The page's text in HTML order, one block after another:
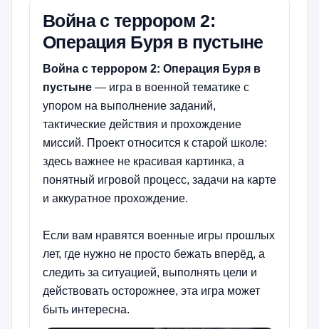
Война с террором 2:
Операция Буря в пустыне
Война с террором 2: Операция Буря в
пустыне — игра в военной тематике с
упором на выполнение заданий,
тактические действия и прохождение
миссий. Проект относится к старой школе:
здесь важнее не красивая картинка, а
понятный игровой процесс, задачи на карте
и аккуратное прохождение.
Если вам нравятся военные игры прошлых
лет, где нужно не просто бежать вперёд, а
следить за ситуацией, выполнять цели и
действовать осторожнее, эта игра может
быть интересна.